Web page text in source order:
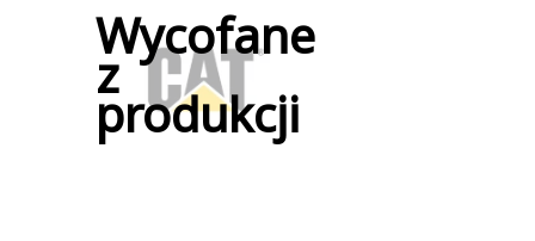
Wycofane
z
produkcji